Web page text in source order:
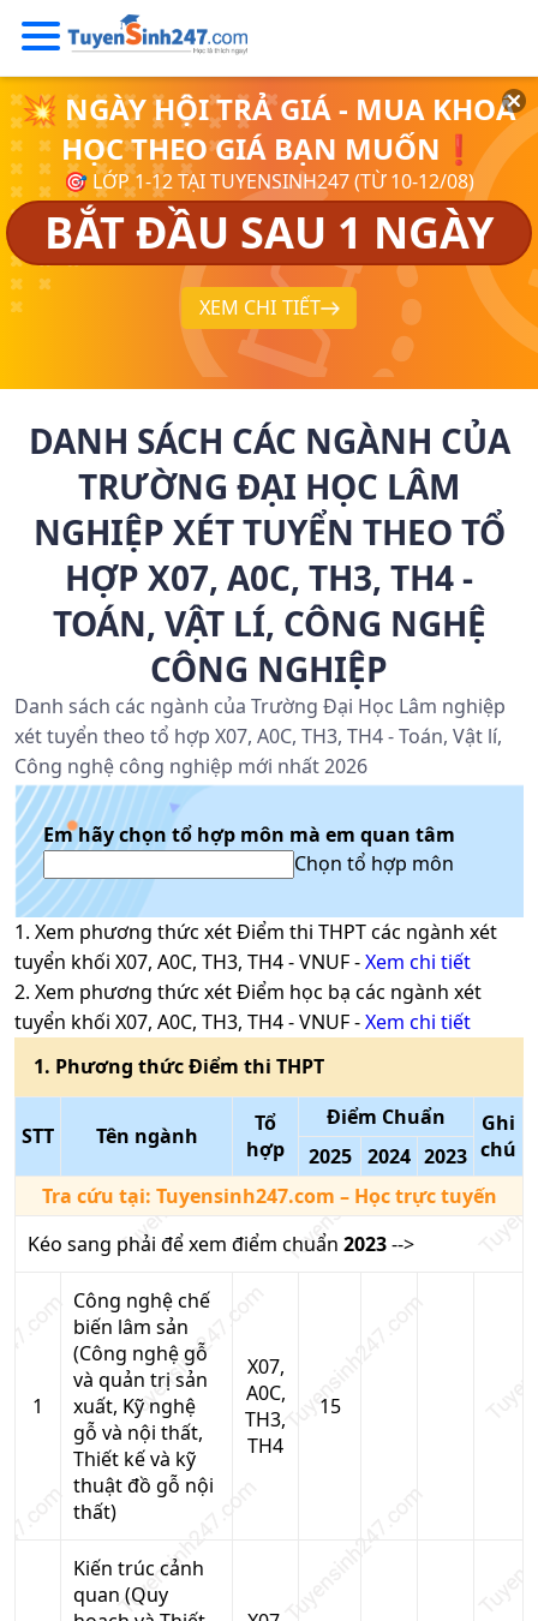
💥 NGÀY HỘI TRẢ GIÁ - MUA KHOÁ
HỌC THEO GIÁ BẠN MUỐN❗
🎯 LỚP 1-12 TẠI TUYENSINH247 (TỪ 10-12/08)
BẮT ĐẦU SAU 1 NGÀY
XEM CHI TIẾT
DANH SÁCH CÁC NGÀNH CỦA
TRƯỜNG ĐẠI HỌC LÂM
NGHIỆP XÉT TUYỂN THEO TỔ
HỢP X07, A0C, TH3, TH4 -
TOÁN, VẬT LÍ, CÔNG NGHỆ
CÔNG NGHIỆP
Danh sách các ngành của Trường Đại Học Lâm nghiệp
xét tuyển theo tổ hợp X07, A0C, TH3, TH4 - Toán, Vật lí,
Công nghệ công nghiệp mới nhất 2026
Em hãy chọn tổ hợp môn mà em quan tâm
Chọn tổ hợp môn
1. Xem phương thức xétĐiểm thi THPTcác ngành xét
tuyển khối X07, A0C, TH3, TH4-VNUF-Xem chi tiết
2. Xem phương thức xétĐiểm học bạ các ngành xét
tuyển khối X07, A0C, TH3, TH4-VNUF-Xem chi tiết
1. Phương thứcĐiểm thi THPT
STT Tên ngành
Tổ
hợp
Điểm Chuẩn
Ghi
chú
2025 2024 2023
Tra cứu tại: Tuyensinh247.com – Học trực tuyến
Kéo sang phải để xem điểm chuẩn 2023-->
1
Công nghệ chế
biến lâm sản
(Công nghệ gỗ
và quản trị sản
xuất, Kỹ nghệ
gỗ và nội thất,
Thiết kế và kỹ
thuật đồ gỗ nội
thất)
X07,
A0C,
TH3,
TH4
15
Kiến trúc cảnh
quan (Quy